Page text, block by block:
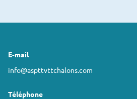
E-mail
info@aspttvttchalons.com
Téléphone